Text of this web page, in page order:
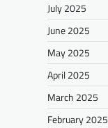
July 2025
June 2025
May 2025
April 2025
March 2025
February 2025